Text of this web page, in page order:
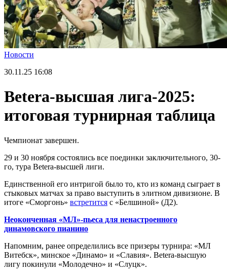
Новости
30.11.25 16:08
Betera-высшая лига-2025:
итоговая турнирная таблица
Чемпионат завершен.
29 и 30 ноября состоялись все поединки заключительного, 30-
го, тура Betera-высшей лиги.
Единственной его интригой было то, кто из команд сыграет в
стыковых матчах за право выступить в элитном дивизионе. В
итоге «Сморгонь» встретится с «Белшиной» (Д2).
Неоконченная «МЛ»-пьеса для ненастроенного
динамовского пианино
Напомним, ранее определились все призеры турнира: «МЛ
Витебск», минское «Динамо» и «Славия». Betera-высшую
лигу покинули «Молодечно» и «Слуцк».